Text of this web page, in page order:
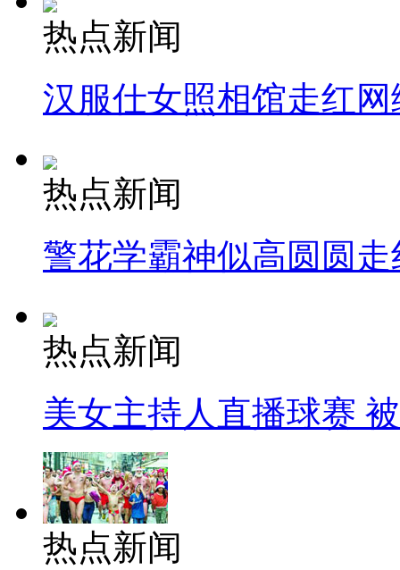
热点新闻
汉服仕女照相馆走红网
热点新闻
警花学霸神似高圆圆走
热点新闻
美女主持人直播球赛
热点新闻